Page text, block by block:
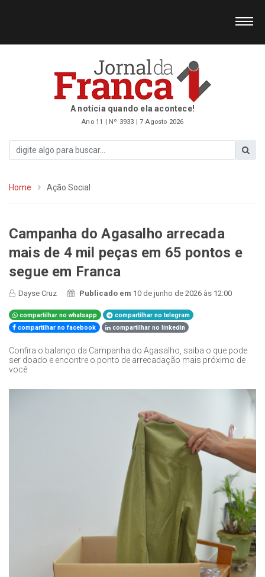
A notícia quando ela acontece!
Ano 11 | Nº 3933 | 7 Agosto 2026
Home Ação Social
Campanha do Agasalho arrecada
mais de 4 mil peças em 65 pontos e
segue em Franca
Dayse Cruz Publicado em 10 de junho de 2026 às 12:00
compartilhar no whatsapp
compartilhar no telegram
compartilhar no facebook
compartilhar no linkedin
Confira o balanço da Campanha do Agasalho, saiba o que pode
ser doado e encontre o ponto de arrecadação mais próximo de
você